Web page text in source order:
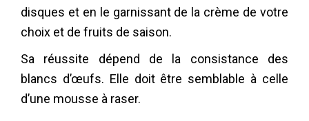
disques et en le garnissant de la crème de votre
choix et de fruits de saison.
Sa réussite dépend de la consistance des
blancs d’œufs. Elle doit être semblable à celle
d’une mousse à raser.